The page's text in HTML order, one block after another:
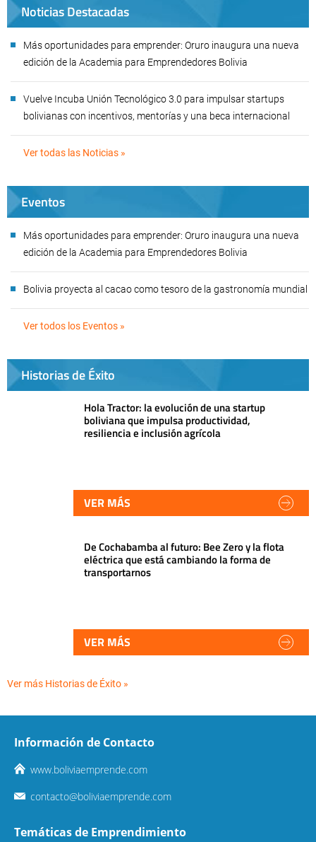
Noticias Destacadas
Más oportunidades para emprender: Oruro inaugura una nueva
edición de la Academia para Emprendedores Bolivia
Vuelve Incuba Unión Tecnológico 3.0 para impulsar startups
bolivianas con incentivos, mentorías y una beca internacional
Ver todas las Noticias »
Eventos
Más oportunidades para emprender: Oruro inaugura una nueva
edición de la Academia para Emprendedores Bolivia
Bolivia proyecta al cacao como tesoro de la gastronomía mundial
Ver todos los Eventos »
Historias de Éxito
Hola Tractor: la evolución de una startup
boliviana que impulsa productividad,
resiliencia e inclusión agrícola
VER MÁS
De Cochabamba al futuro: Bee Zero y la flota
eléctrica que está cambiando la forma de
transportarnos
VER MÁS
Ver más Historias de Éxito »
Información de Contacto
www.boliviaemprende.com
contacto@boliviaemprende.com
Temáticas de Emprendimiento